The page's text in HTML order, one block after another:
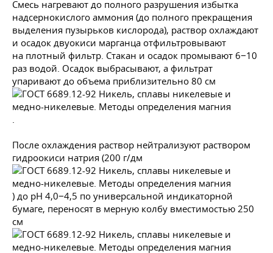
Смесь нагревают до полного разрушения избытка
надсернокислого аммония (до полного прекращения
выделения пузырьков кислорода), раствор охлаждают
и осадок двуокиси марганца отфильтровывают
на плотный фильтр. Стакан и осадок промывают 6−10
раз водой. Осадок выбрасывают, а фильтрат
упаривают до объема приблизительно 80 см
.
После охлаждения раствор нейтрализуют раствором
гидроокиси натрия (200 г/дм
) до рН 4,0−4,5 по универсальной индикаторной
бумаге, переносят в мерную колбу вместимостью 250
см